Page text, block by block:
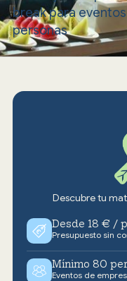
break para
personas
Descubre tu
Desde 18 € /
Presupuesto sin
Mínimo 80
Eventos de